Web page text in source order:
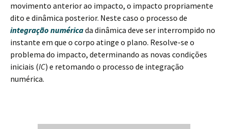
movimento anterior ao impacto, o impacto propriamente
dito e dinâmica posterior. Neste caso o processo de
integração numéricada dinâmica deve ser interrompido no
instante em que o corpo atinge o plano. Resolve-se o
problema do impacto, determinando as novas condições
iniciais (IC) e retomando o processo de integração
numérica.